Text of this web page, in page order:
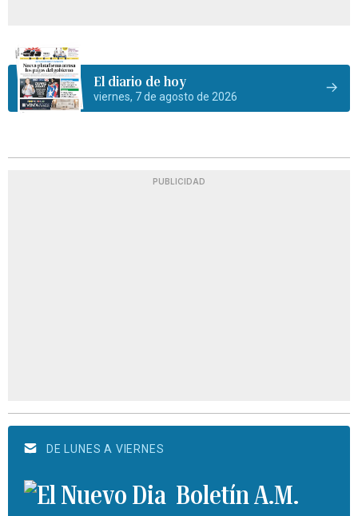
El diario de hoy
viernes, 7 de agosto de 2026
PUBLICIDAD
DE LUNES A VIERNES
Boletín A.M.